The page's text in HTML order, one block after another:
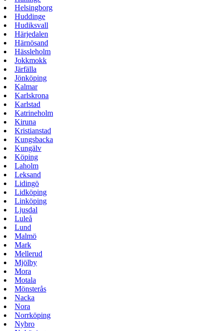
Helsingborg
Huddinge
Hudiksvall
Härjedalen
Härnösand
Hässleholm
Jokkmokk
Järfälla
Jönköping
Kalmar
Karlskrona
Karlstad
Katrineholm
Kiruna
Kristianstad
Kungsbacka
Kungälv
Köping
Laholm
Leksand
Lidingö
Lidköping
Linköping
Ljusdal
Luleå
Lund
Malmö
Mark
Mellerud
Mjölby
Mora
Motala
Mönsterås
Nacka
Nora
Norrköping
Nybro